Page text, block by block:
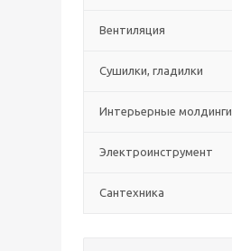
Вентиляция
Сушилки, гладилки
Интерьерные молдинги
Электроинструмент
Сантехника